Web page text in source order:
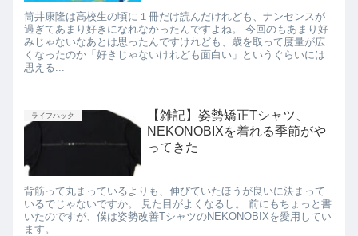
筒井康隆は高校生の頃に１冊だけ読んだけれども、ナンセンスが
過ぎてあまり好きになれなかったんですよね。 今回のもあまり好
みじゃないなあとは思ったんですけれども、歳を取って度量が広
くなったのか「好きじゃないけれども面白い」というぐらいには
思える...
ライフハック
【雑記】姿勢矯正Tシャツ、
NEKONOBIXを着れる季節がや
ってきた
背筋って丸まっているよりも、伸びていたほうが良いに決まって
いるでじゃないですか。 見た目がよくなるし。 前にもちょっと書
いたのですが、僕は姿勢改善TシャツのNEKONOBIXを愛用してい
ます。